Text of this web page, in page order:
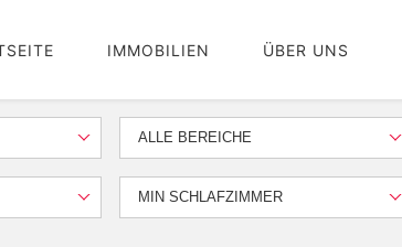
IMMOBILIEN ÜBER UNS
ALLE BEREICHE
MIN SCHLAFZIMMER